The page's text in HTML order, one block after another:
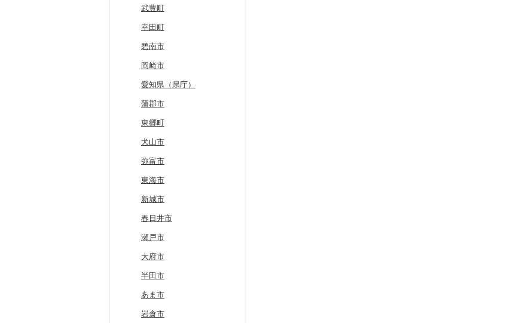
乙部町
根室市
三笠市
東川町
厚真町
奥尻町
網走市
浦河町
広尾町
中札内村
滝川市
比布町
鶴居村
釧路市
苫前町
当別町
占冠村
六戸町
五所川原市
平川市
蓬田村
中泊町
外ヶ浜町
つがる市
弘前市
鰺ヶ沢町
むつ市
田舎館村
青森県（県庁）
三沢市
西目屋村
雫石町
岩手県（県庁）
一関市
久慈市
西和賀町
北上市
平泉町
洋野町
大船渡市
山田町
大槌町
石巻市
多賀城市
宮城県（県庁）
亘理町
蔵王町
女川町
気仙沼市
美里町
松島町
大和町
大郷町
南三陸町
仙台市
大河原町
角田市
涌谷町
東松島市
美郷町
東成瀬村
五城目町
北秋田市
八峰町
鹿角市
大仙市
八郎潟町
東根市
飯豊町
鮭川村
大蔵村
山辺町
戸沢村
舟形町
最上町
真室川町
寒河江市
西川町
高畠町
山形市
三川町
大江町
米沢市
玉川村
いわき市
南会津町
田村市
磐梯町
三春町
本宮市
柳津町
鮫川村
福島市
新地町
葛尾村
三島町
桑折町
矢吹町
国見町
檜枝岐村
河内町
ひたちなか市
龍ケ崎市
守谷市
常陸大宮市
笠間市
行方市
結城市
城里町
水戸市
鉾田市
桜川市
石岡市
茨城県（県庁）
坂東市
小美玉市
日立市
足利市
那須町
鹿沼市
下野市
益子町
芳賀町
野木町
富岡市
館林市
伊勢崎市
東吾妻町
前橋市
藤岡市
邑楽町
板倉町
嬬恋村
草津町
高崎市
群馬県（県庁）
大泉町
長野原町
中之条町
神川町
東秩父村
横瀬町
三芳町
幸手市
日高市
蓮田市
川越市
宮代町
吉見町
東松山市
入間市
志木市
北本市
桶川市
加須市
三郷市
南房総市
八街市
東金市
九十九里町
いすみ市
東庄町
館山市
大網白里市
一宮町
佐倉市
木更津市
茂原市
野田市
山武市
鴨川市
印西市
神崎町
中央区
あきる野市
中野区
荒川区
北区
多摩市
稲城市
世田谷区
日の出町
板橋区
渋谷区
千代田区
新宿区
江東区
青梅市
国立市
品川区
伊勢原市
小田原市
湯河原町
秦野市
綾瀬市
横須賀市
三浦市
大磯町
箱根町
横浜市
茅ヶ崎市
川崎市
厚木市
海老名市
相模原市
座間市
二宮町
上越市
阿賀野市
津南町
新潟県（県庁）
柏崎市
村上市
妙高市
聖籠町
刈羽村
湯沢町
新潟市
志賀町
加賀市
永平寺町
中央市
北杜市
鳴沢村
西桂町
身延町
早川町
南部町
昭和町
甲府市
甲州市
丹波山村
須坂市
川上村
信濃町
南牧村
伊那市
立科町
東御市
中野市
豊丘村
売木村
小諸市
木曽町
箕輪町
駒ヶ根市
王滝村
千曲市
辰野町
大垣市
輪之内町
神戸町
瑞浪市
中津川市
高山市
郡上市
白川村
御嵩町
海津市
関ケ原町
七宗町
笠松町
東白川村
土岐市
岐阜県（県庁）
下呂市
裾野市
焼津市
富士宮市
河津町
袋井市
熱海市
掛川市
伊豆の国市
小山町
森町
川根本町
富士市
御前崎市
東伊豆町
西伊豆町
清水町
南伊豆町
武豊町
幸田町
碧南市
岡崎市
愛知県（県庁）
蒲郡市
東郷町
犬山市
弥富市
東海市
新城市
春日井市
瀬戸市
大府市
半田市
あま市
岩倉市